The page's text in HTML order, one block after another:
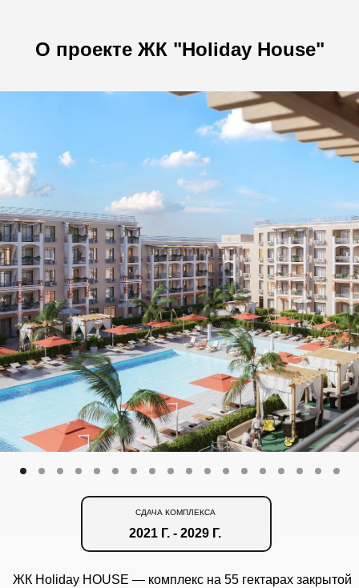
СДАЧА КОМПЛЕКСА
2021 Г. - 2029 Г.
О проекте ЖК "Holiday House"
ЖК Holiday HOUSE — комплекс на 55 гектарах закрытой